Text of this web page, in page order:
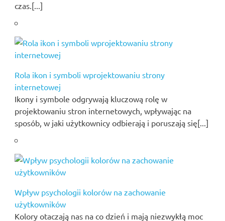
czas.[...]
Rola ikon i symboli wprojektowaniu strony
internetowej
Ikony i symbole odgrywają kluczową rolę w
projektowaniu stron internetowych, wpływając na
sposób, w jaki użytkownicy odbierają i poruszają się[...]
Wpływ psychologii kolorów na zachowanie
użytkowników
Kolory otaczają nas na co dzień i mają niezwykłą moc